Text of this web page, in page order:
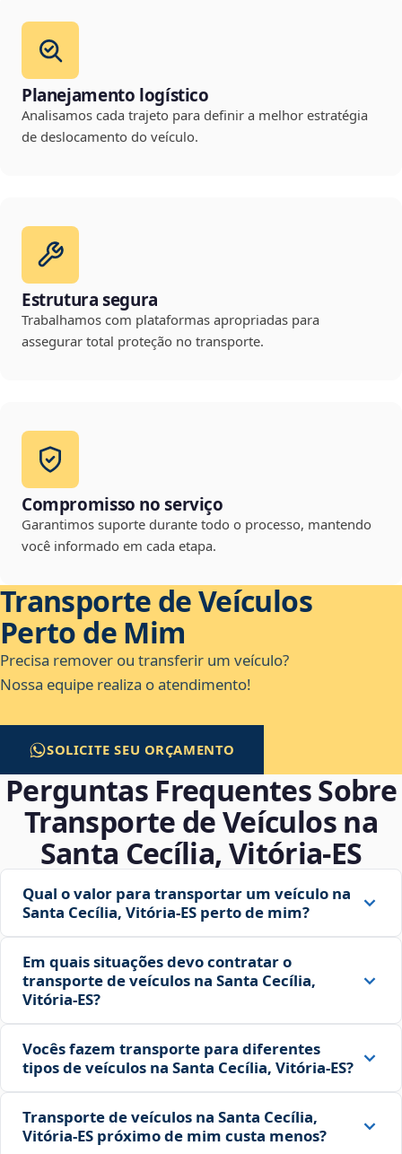
Planejamento logístico
Analisamos cada trajeto para definir a melhor estratégia
de deslocamento do veículo.
Estrutura segura
Trabalhamos com plataformas apropriadas para
assegurar total proteção no transporte.
Compromisso no serviço
Garantimos suporte durante todo o processo, mantendo
você informado em cada etapa.
Transporte de Veículos
Perto de Mim
Precisa remover ou transferir um veículo?
Nossa equipe realiza o atendimento!
SOLICITE SEU ORÇAMENTO
Perguntas Frequentes Sobre
Transporte de Veículos na
Santa Cecília, Vitória‑ES
Qual o valor para transportar um veículo na
Santa Cecília, Vitória‑ES perto de mim?
Em quais situações devo contratar o
transporte de veículos na Santa Cecília,
Vitória‑ES?
Vocês fazem transporte para diferentes
tipos de veículos na Santa Cecília, Vitória‑ES?
Transporte de veículos na Santa Cecília,
Vitória‑ES próximo de mim custa menos?